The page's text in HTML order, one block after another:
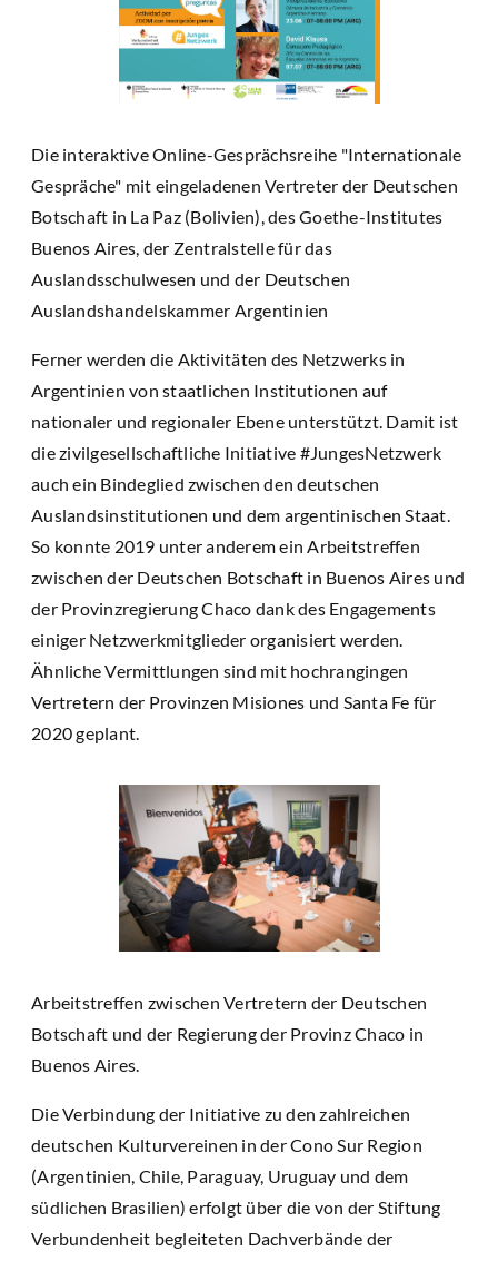
Die interaktive Online-Gesprächsreihe "Internationale
Gespräche" mit eingeladenen Vertreter der Deutschen
Botschaft in La Paz (Bolivien), des Goethe-Institutes
Buenos Aires, der Zentralstelle für das
Auslandsschulwesen und der Deutschen
Auslandshandelskammer Argentinien
Ferner werden die Aktivitäten des Netzwerks in
Argentinien von staatlichen Institutionen auf
nationaler und regionaler Ebene unterstützt. Damit ist
die zivilgesellschaftliche Initiative #JungesNetzwerk
auch ein Bindeglied zwischen den deutschen
Auslandsinstitutionen und dem argentinischen Staat.
So konnte 2019 unter anderem ein Arbeitstreffen
zwischen der Deutschen Botschaft in Buenos Aires und
der Provinzregierung Chaco dank des Engagements
einiger Netzwerkmitglieder organisiert werden.
Ähnliche Vermittlungen sind mit hochrangingen
Vertretern der Provinzen Misiones und Santa Fe für
2020 geplant.
Arbeitstreffen zwischen Vertretern der Deutschen
Botschaft und der Regierung der Provinz Chaco in
Buenos Aires.
Die Verbindung der Initiative zu den zahlreichen
deutschen Kulturvereinen in der Cono Sur Region
(Argentinien, Chile, Paraguay, Uruguay und dem
südlichen Brasilien) erfolgt über die von der Stiftung
Verbundenheit begleiteten Dachverbände der